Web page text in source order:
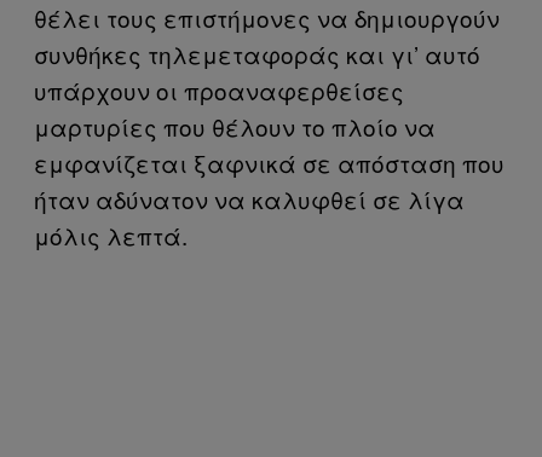
θέλει τους επιστήμονες να δημιουργούν
συνθήκες τηλεμεταφοράς και γι’ αυτό
υπάρχουν οι προαναφερθείσες
μαρτυρίες που θέλουν το πλοίο να
εμφανίζεται ξαφνικά σε απόσταση που
ήταν αδύνατον να καλυφθεί σε λίγα
μόλις λεπτά.